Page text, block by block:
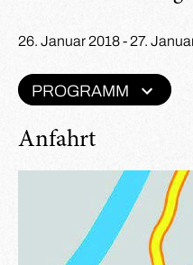
Anfahrt
26. Januar 2018 - 27.
PROGRAMM